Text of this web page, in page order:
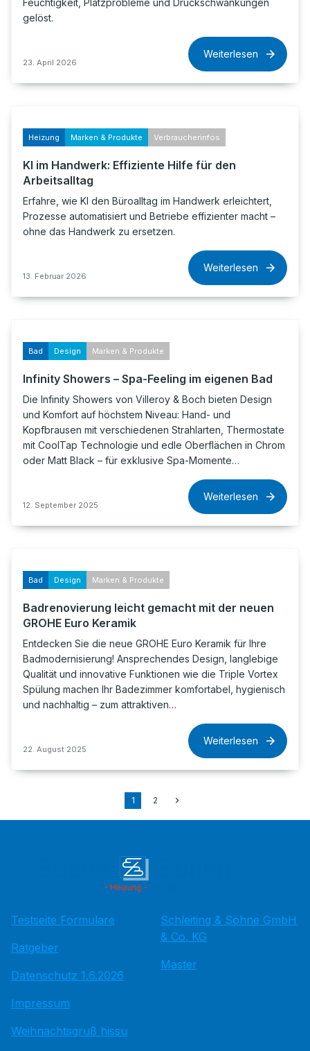
Feuchtigkeit, Platzprobleme und Druckschwankungen
gelöst.
23. April 2026
Weiterlesen
Heizung Marken & Produkte Verbraucherinfos
KI im Handwerk: Effiziente Hilfe für den
Arbeitsalltag
Erfahre, wie KI den Büroalltag im Handwerk erleichtert,
Prozesse automatisiert und Betriebe effizienter macht –
ohne das Handwerk zu ersetzen.
13. Februar 2026
Weiterlesen
Bad Design Marken & Produkte
Infinity Showers – Spa-Feeling im eigenen Bad
Die Infinity Showers von Villeroy & Boch bieten Design
und Komfort auf höchstem Niveau: Hand- und
Kopfbrausen mit verschiedenen Strahlarten, Thermostate
mit CoolTap Technologie und edle Oberflächen in Chrom
oder Matt Black – für exklusive Spa-Momente…
12. September 2025
Weiterlesen
Bad Design Marken & Produkte
Badrenovierung leicht gemacht mit der neuen
GROHE Euro Keramik
Entdecken Sie die neue GROHE Euro Keramik für Ihre
Badmodernisierung! Ansprechendes Design, langlebige
Qualität und innovative Funktionen wie die Triple Vortex
Spülung machen Ihr Badezimmer komfortabel, hygienisch
und nachhaltig – zum attraktiven…
22. August 2025
Weiterlesen
1 2
Testseite Formulare
Ratgeber
Datenschutz 1.6.2026
Impressum
Weihnachtsgruß hissu
Schleiting & Söhne GmbH
& Co. KG
Master